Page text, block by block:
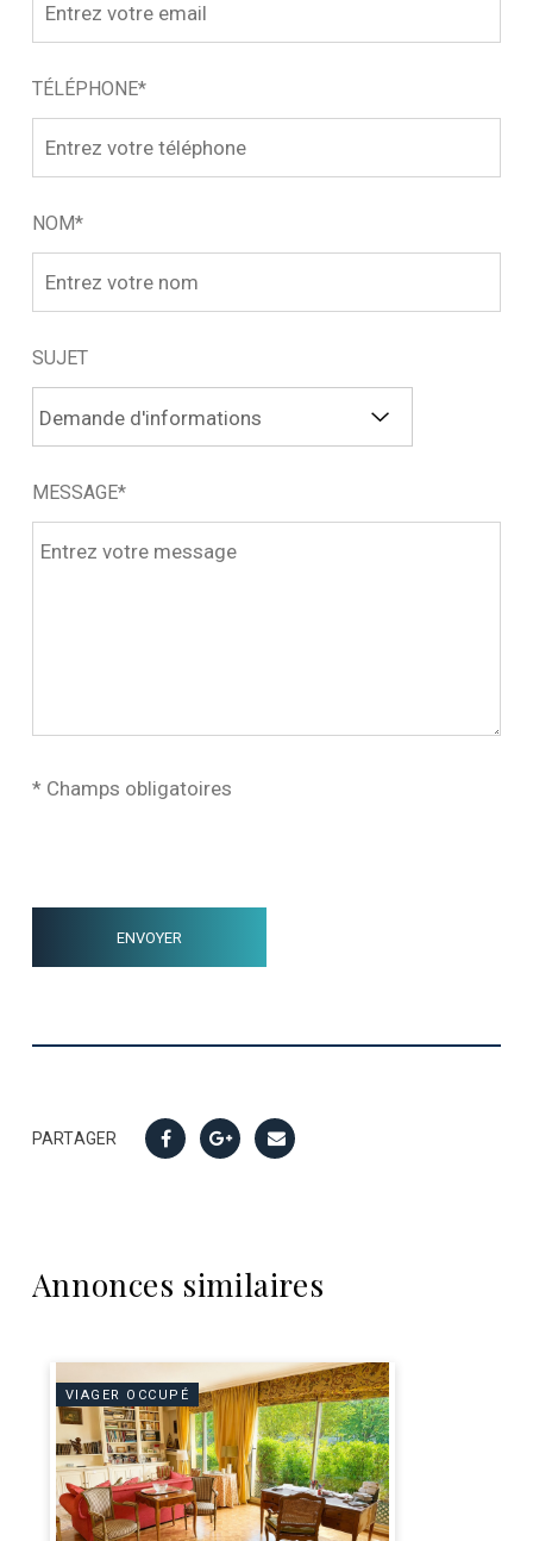
TÉLÉPHONE*
NOM*
SUJET
MESSAGE*
* Champs obligatoires
PARTAGER
Annonces similaires
VIAGER OCCUPÉ